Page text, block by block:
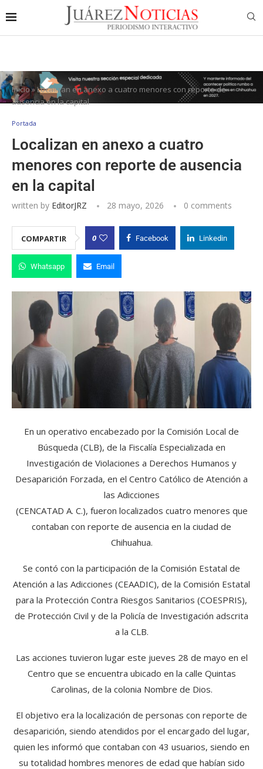
Inicio»Localizan en anexo a cuatro menores con reporte de
ausencia en la capital
Portada
Localizan en anexo a cuatro
menores con reporte de ausencia
en la capital
written by EditorJRZ 28 mayo, 2026 0 comments
COMPARTIR 0 Facebook Linkedin
Whatsapp Email
En un operativo encabezado por la Comisión Local de
Búsqueda (CLB), de la Fiscalía Especializada en
Investigación de Violaciones a Derechos Humanos y
Desaparición Forzada, en el Centro Católico de Atención a
las Adicciones
(CENCATAD A. C.), fueron localizados cuatro menores que
contaban con reporte de ausencia en la ciudad de
Chihuahua.
Se contó con la participación de la Comisión Estatal de
Atención a las Adicciones (CEAADIC), de la Comisión Estatal
para la Protección Contra Riesgos Sanitarios (COESPRIS),
de Protección Civil y de la Policía de Investigación adscrita
a la CLB.
Las acciones tuvieron lugar este jueves 28 de mayo en el
Centro que se encuentra ubicado en la calle Quintas
Carolinas, de la colonia Nombre de Dios.
El objetivo era la localización de personas con reporte de
desaparición, siendo atendidos por el encargado del lugar,
quien les informó que contaban con 43 usuarios, siendo en
su totalidad hombres menores de edad que habían sido